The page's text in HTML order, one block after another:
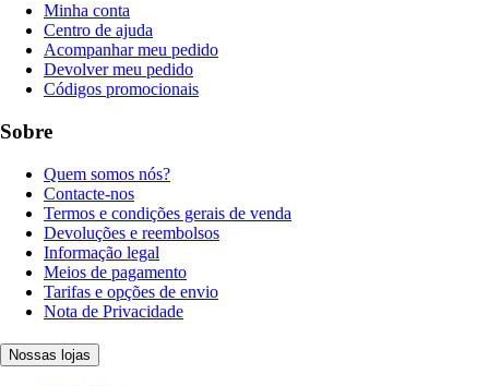
Minha conta
Centro de ajuda
Acompanhar meu pedido
Devolver meu pedido
Códigos promocionais
Sobre
Quem somos nós?
Contacte-nos
Termos e condições gerais de venda
Devoluções e reembolsos
Informação legal
Meios de pagamento
Tarifas e opções de envio
Nota de Privacidade
Nossas lojas